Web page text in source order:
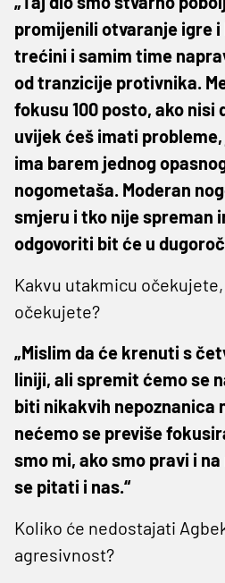
promijenili otvaranje igre
trećini i samim time
od tranzicije protivnika.
fokusu 100 posto, ako nisi
uvijek ćeš imati
ima barem jednog
nogometaša. Moderan
smjeru i tko nije spreman
odgovoriti bit će u
Kakvu utakmicu
očekujete?
„Mislim da će krenuti s
liniji, ali spremit ćemo se
biti nikakvih nepoznanica
nećemo se previše
smo mi, ako smo pravi i
se pitati i nas.“
Koliko će nedostajati
agresivnost?